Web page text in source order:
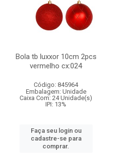
Bola tb luxxor 10cm 2pcs
vermelho cx:024
Código: 845964
Embalagem: Unidade
Caixa Com: 24 Unidade(s)
IPI: 13%
Faça seu login ou
cadastre-se para
comprar.